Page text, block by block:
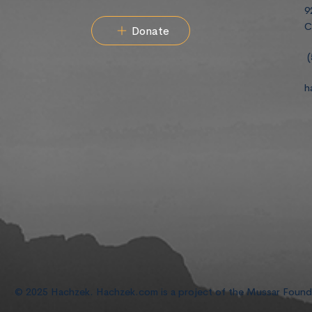
Donate
© 2025 Hachzek. Hachzek.com is a project of the Mussar